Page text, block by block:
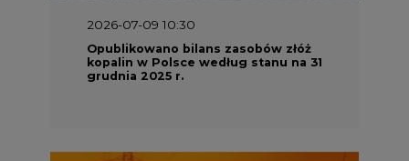
2026-07-09 10:30
Opublikowano bilans zasobów złóż
kopalin w Polsce według stanu na 31
grudnia 2025 r.